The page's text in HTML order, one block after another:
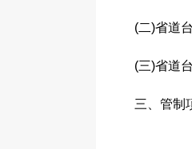
(二)省道
(三)省道
三、管制